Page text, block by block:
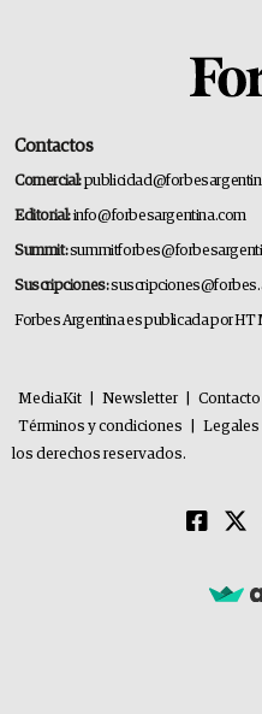
Contactos
Comercial:
Editorial:info@forbesargentina.com
Summit:
Suscripciones:
Forbes Argentina es publicada por HT
MediaKit Newsletter Contacto
Términos y condiciones
Legales
los derechos reservados.